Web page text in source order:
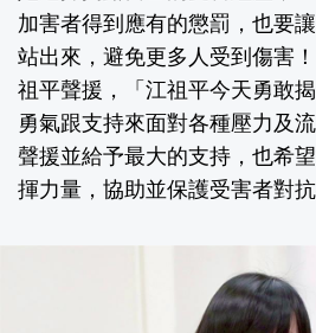
加害者得到應有的懲罰，也要
站出來，避免更多人受到傷害
祖平聲援，「江祖平今天勇敢
勇氣跟支持來面對各種壓力及
聲援並給予最大的支持，也希
揮力量，協助並保護受害者對